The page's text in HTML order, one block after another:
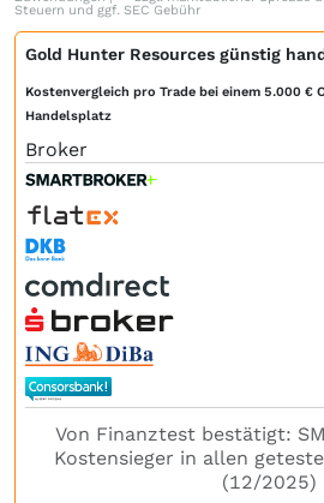
Steuern und ggf. SEC Gebühr
Gold Hunter Resources günstig
Kostenvergleich pro Trade bei einem 5.000 €
Handelsplatz
Broker
Von Finanztest bestätigt:
Kostensieger in allen
(12/2025)